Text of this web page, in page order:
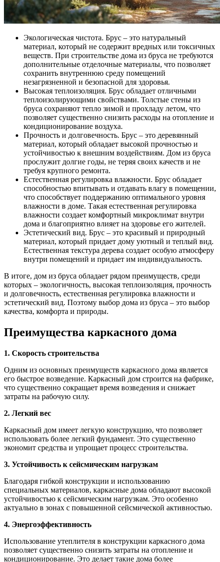
Экологическая чистота. Брус – это натуральный
материал, который не содержит вредных или токсичных
веществ. При строительстве дома из бруса не требуются
дополнительные отделочные материалы, что позволяет
сохранить внутреннюю среду помещений
незагрязненной и безопасной для здоровья.
Высокая теплоизоляция. Брус обладает отличными
теплоизолирующими свойствами. Толстые стены из
бруса сохраняют тепло зимой и прохладу летом, что
позволяет существенно снизить расходы на отопление и
кондиционирование воздуха.
Прочность и долговечность. Брус – это деревянный
материал, который обладает высокой прочностью и
устойчивостью к внешним воздействиям. Дом из бруса
прослужит долгие годы, не теряя своих качеств и не
требуя крупного ремонта.
Естественная регулировка влажности. Брус обладает
способностью впитывать и отдавать влагу в помещении,
что способствует поддержанию оптимального уровня
влажности в доме. Такая естественная регулировка
влажности создает комфортный микроклимат внутри
дома и благоприятно влияет на здоровье его жителей.
Эстетический вид. Брус – это красивый и природный
материал, который придает дому уютный и теплый вид.
Естественная текстура дерева создает особую атмосферу
внутри помещений и придает им индивидуальность.
В итоге, дом из бруса обладает рядом преимуществ, среди
которых – экологичность, высокая теплоизоляция, прочность
и долговечность, естественная регулировка влажности и
эстетический вид. Поэтому выбор дома из бруса – это выбор
качества, комфорта и природы.
Преимущества каркасного дома
1. Скорость строительства
Одним из основных преимуществ каркасного дома является
его быстрое возведение. Каркасный дом строится на фабрике,
что существенно сокращает время возведения и снижает
затраты на рабочую силу.
2. Легкий вес
Каркасный дом имеет легкую конструкцию, что позволяет
использовать более легкий фундамент. Это существенно
экономит средства и упрощает процесс строительства.
3. Устойчивость к сейсмическим нагрузкам
Благодаря гибкой конструкции и использованию
специальных материалов, каркасные дома обладают высокой
устойчивостью к сейсмическим нагрузкам. Это особенно
актуально в зонах с повышенной сейсмической активностью.
4. Энергоэффективность
Использование утеплителя в конструкции каркасного дома
позволяет существенно снизить затраты на отопление и
кондиционирование. Это делает такие дома более